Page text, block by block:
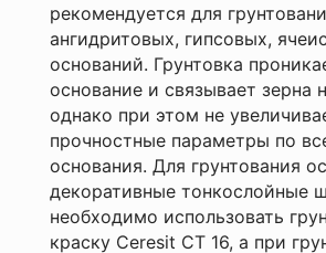
рекомендуется для
ангидритовых, гипсовых,
оснований. Грунтовка
основание и связывает зерна
однако при этом не
прочностные параметры по
основания. Для грунтования
декоративные тонкослойные
необходимо использовать
краску Ceresit CT 16, а при
распыление
Страна
Беларусь
Политикой
конфиденциальности
данного сайта